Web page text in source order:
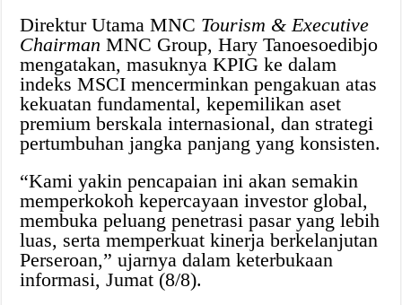
Direktur Utama MNC Tourism & Executive
ChairmanMNC Group, Hary Tanoesoedibjo
mengatakan, masuknya KPIG ke dalam
indeks MSCI mencerminkan pengakuan atas
kekuatan fundamental, kepemilikan aset
premium berskala internasional, dan strategi
pertumbuhan jangka panjang yang konsisten.
“Kami yakin pencapaian ini akan semakin
memperkokoh kepercayaan investor global,
membuka peluang penetrasi pasar yang lebih
luas, serta memperkuat kinerja berkelanjutan
Perseroan,” ujarnya dalam keterbukaan
informasi, Jumat (8/8).